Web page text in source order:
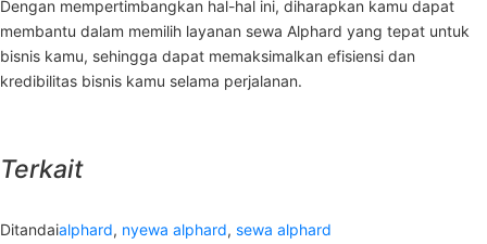
Dengan mempertimbangkan hal-hal ini, diharapkan kamu dapat
membantu dalam memilih layanan sewa Alphard yang tepat untuk
bisnis kamu, sehingga dapat memaksimalkan efisiensi dan
kredibilitas bisnis kamu selama perjalanan.
Terkait
Ditandaialphard, nyewa alphard, sewa alphard